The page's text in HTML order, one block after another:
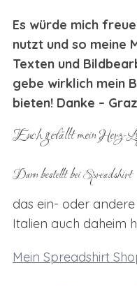
Es würde mich
nutzt und so meine
Texten und
gebe wirklich mein
bieten! Danke –
Euch gefällt mein Herz-
Dann bestellt bei Spreadshirt
das ein- oder
Italien auch daheim
Mein Spreadshirt